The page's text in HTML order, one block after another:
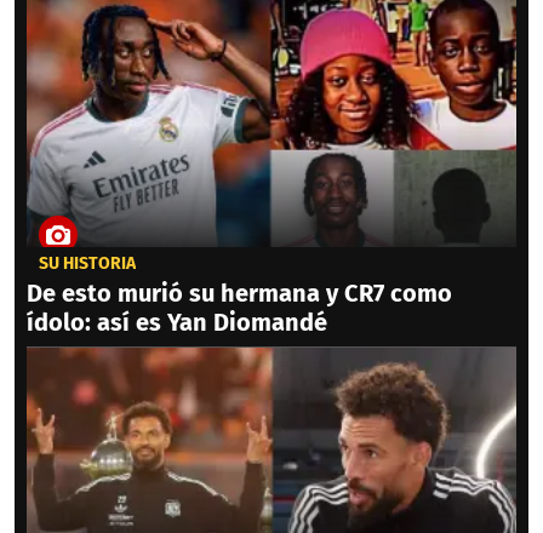
SU HISTORIA
De esto murió su hermana y CR7 como
ídolo: así es Yan Diomandé